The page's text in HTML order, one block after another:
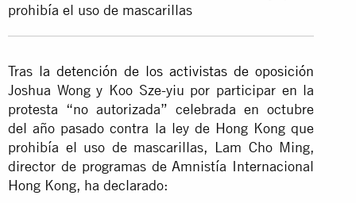
prohibía el uso de mascarillas
Tras la detención de los activistas de oposición
Joshua Wong y Koo Sze-yiu por participar en la
protesta “no autorizada” celebrada en octubre
del año pasado contra la ley de Hong Kong que
prohibía el uso de mascarillas, Lam Cho Ming,
director de programas de Amnistía Internacional
Hong Kong, ha declarado: